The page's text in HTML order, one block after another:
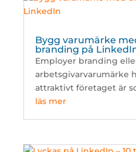
Bygg varumärke
branding på
Employer branding
arbetsgivarvarumärke
attraktivt företaget är
läs mer